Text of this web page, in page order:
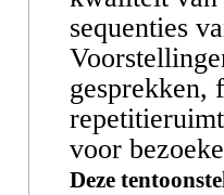
sequenties
gesprekken,
voor
Deze